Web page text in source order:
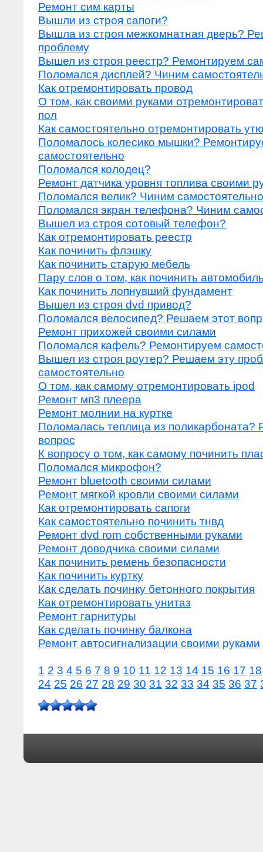
Ремонт сим карты
Вышли из строя сапоги?
Вышла из строя межкомнатная дверь?
проблему
Вышел из строя реестр? Ремонтируем
Поломался дисплей? Чиним
Как отремонтировать провод
О том, как своими руками
пол
Как самостоятельно отремонтировать
Поломалось колесико мышки?
самостоятельно
Поломался колодец?
Ремонт датчика уровня топлива своими
Поломался велик? Чиним самостоятельно
Поломался экран телефона? Чиним
Вышел из строя сотовый телефон?
Как отремонтировать реестр
Как починить флэшку
Как починить старую мебель
Пару слов о том, как починить
Как починить лопнувший фундамент
Вышел из строя dvd привод?
Поломался велосипед? Решаем этот
Ремонт прихожей своими силами
Поломался кафель? Ремонтируем
Вышел из строя роутер? Решаем эту
самостоятельно
О том, как самому отремонтировать ipod
Ремонт мп3 плеера
Ремонт молнии на куртке
Поломалась теплица из поликарбоната?
вопрос
К вопросу о том, как самому починить
Поломался микрофон?
Ремонт bluetooth своими силами
Ремонт мягкой кровли своими силами
Как отремонтировать сапоги
Как самостоятельно починить тнвд
Ремонт dvd rom собственными руками
Ремонт доводчика своими силами
Как починить ремень безопасности
Как починить куртку
Как сделать починку бетонного покрытия
Как отремонтировать унитаз
Ремонт гарнитуры
Как сделать починку балкона
Ремонт автосигнализации своими руками
1 2 3 4 5 6 7 8 9 10 11 12 13 14 15 16 17 18
24 25 26 27 28 29 30 31 32 33 34 35 36 37